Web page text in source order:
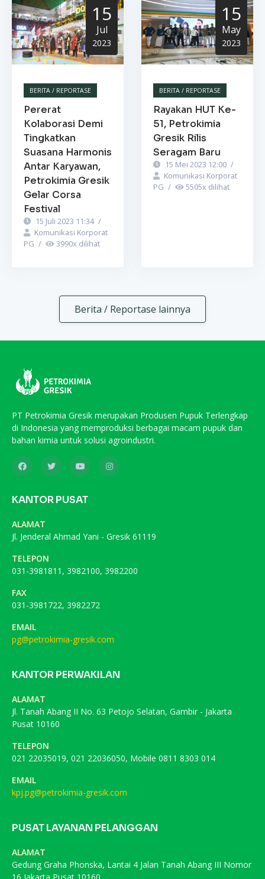
15
Jul
2023
BERITA / REPORTASE
Pererat
Kolaborasi Demi
Tingkatkan
Suasana Harmonis
Antar Karyawan,
Petrokimia Gresik
Gelar Corsa
Festival
15 Juli 2023 11:34 /
Komunikasi Korporat
PG / 3990x dilihat
15
May
2023
BERITA / REPORTASE
Rayakan HUT Ke-
51, Petrokimia
Gresik Rilis
Seragam Baru
15 Mei 2023 12:00 /
Komunikasi Korporat
PG / 5505x dilihat
Berita / Reportase lainnya
PT Petrokimia Gresik merupakan Produsen Pupuk Terlengkap
di Indonesia yang memproduksi berbagai macam pupuk dan
bahan kimia untuk solusi agroindustri.
KANTOR PUSAT
ALAMAT
Jl. Jenderal Ahmad Yani - Gresik 61119
TELEPON
031-3981811, 3982100, 3982200
FAX
031-3981722, 3982272
EMAIL
pg@petrokimia-gresik.com
KANTOR PERWAKILAN
ALAMAT
Jl. Tanah Abang II No. 63 Petojo Selatan, Gambir - Jakarta
Pusat 10160
TELEPON
021 22035019, 021 22036050, Mobile 0811 8303 014
EMAIL
kpj.pg@petrokimia-gresik.com
PUSAT LAYANAN PELANGGAN
ALAMAT
Gedung Graha Phonska, Lantai 4 Jalan Tanah Abang III Nomor